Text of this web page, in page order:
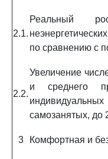
2.1.
Реальный
по сравнению с
2.2.
Увеличение
и среднего
самозанятых, до
3 Комфортная и